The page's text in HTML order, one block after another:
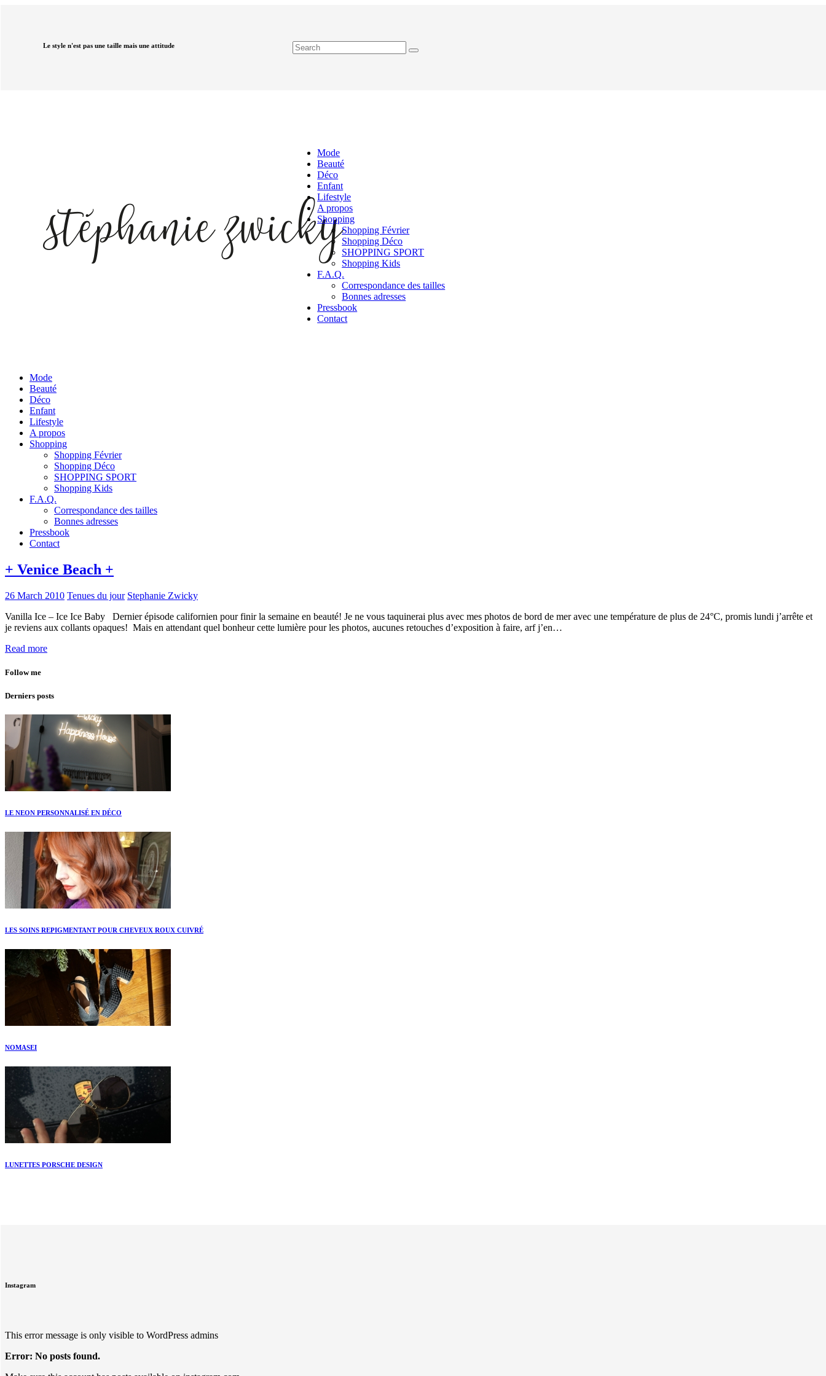
Le style n'est pas une taille mais une attitude
Mode
Beauté
Déco
Enfant
Lifestyle
A propos
Shopping
Shopping Février
Shopping Déco
SHOPPING SPORT
Shopping Kids
F.A.Q.
Correspondance des tailles
Bonnes adresses
Pressbook
Contact
Mode
Beauté
Déco
Enfant
Lifestyle
A propos
Shopping
Shopping Février
Shopping Déco
SHOPPING SPORT
Shopping Kids
F.A.Q.
Correspondance des tailles
Bonnes adresses
Pressbook
Contact
+ Venice Beach +
26 March 2010 Tenues du jour Stephanie Zwicky
Vanilla Ice – Ice Ice Baby Dernier épisode californien pour finir la semaine en beauté! Je ne vous taquinerai plus avec mes photos de bord de mer avec une température de plus de 24°C, promis lundi j’arrête et
je reviens aux collants opaques! Mais en attendant quel bonheur cette lumière pour les photos, aucunes retouches d’exposition à faire, arf j’en…
Read more
Follow me
Derniers posts
LE NEON PERSONNALISÉ EN DÉCO
LES SOINS REPIGMENTANT POUR CHEVEUX ROUX CUIVRÉ
NOMASEI
LUNETTES PORSCHE DESIGN
Instagram
This error message is only visible to WordPress admins
Error: No posts found.